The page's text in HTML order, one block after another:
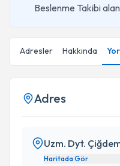
Beslenme Takibi
Adresler Hakkında
Adres
Uzm. Dyt.
Haritada Gör